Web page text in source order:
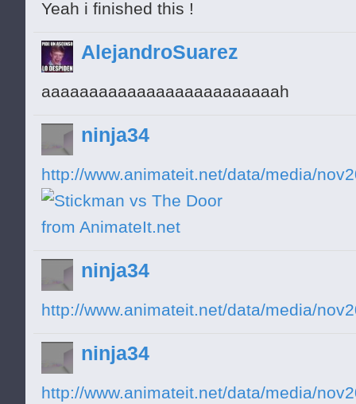
Yeah i finished this !
AlejandroSuarez
aaaaaaaaaaaaaaaaaaaaaaaaah
ninja34
http://www.animateit.net/data/media/
ninja34
http://www.animateit.net/data/media/
ninja34
http://www.animateit.net/data/media/